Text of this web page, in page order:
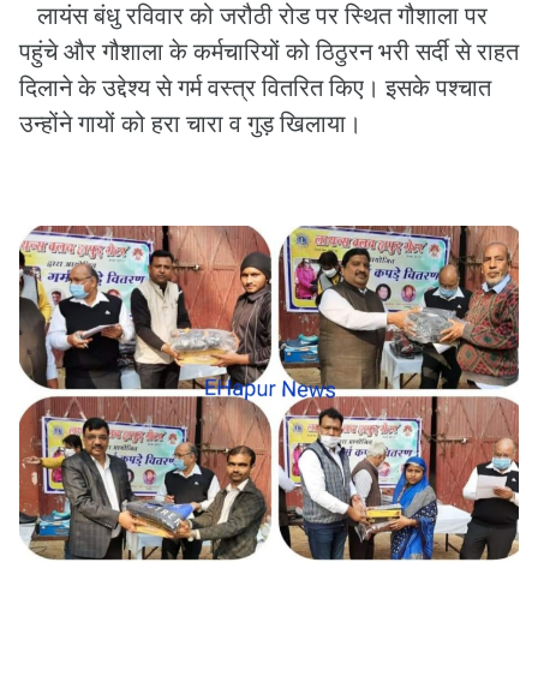
लायंस बंधु रविवार को जरौठी रोड पर स्थित गौशाला पर
पहुंचे और गौशाला के कर्मचारियों को ठिठुरन भरी सर्दी से राहत
दिलाने के उद्देश्य से गर्म वस्त्र वितरित किए। इसके पश्चात
उन्होंने गायों को हरा चारा व गुड़ खिलाया।